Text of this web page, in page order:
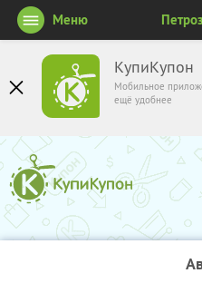
КупиКупон
Мобильное
ещё удобнее
Меню